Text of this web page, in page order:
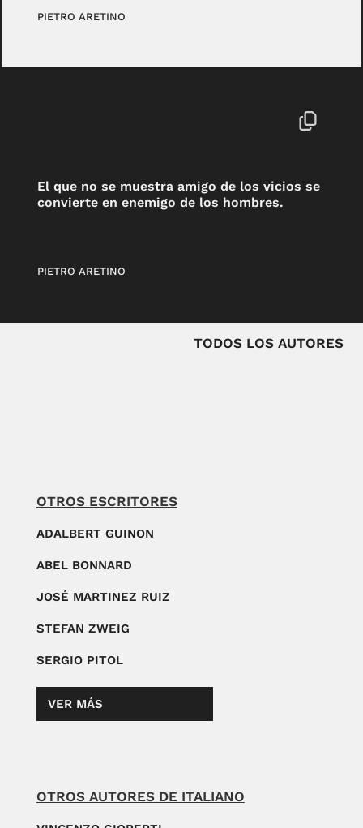
PIETRO ARETINO
El que no se muestra amigo de los vicios se
convierte en enemigo de los hombres.
PIETRO ARETINO
TODOS LOS AUTORES
OTROS ESCRITORES
ADALBERT GUINON
ABEL BONNARD
JOSÉ MARTINEZ RUIZ
STEFAN ZWEIG
SERGIO PITOL
VER MÁS
OTROS AUTORES DE ITALIANO